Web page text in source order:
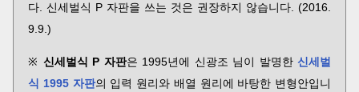
다. 신세벌식 P 자판을 쓰는 것은 권장하지 않습니다. (2016.
9.9.)
※ 신세벌식 P 자판은 1995년에 신광조 님이 발명한신세벌
식 1995 자판의 입력 원리와 배열 원리에 바탕한 변형안입니